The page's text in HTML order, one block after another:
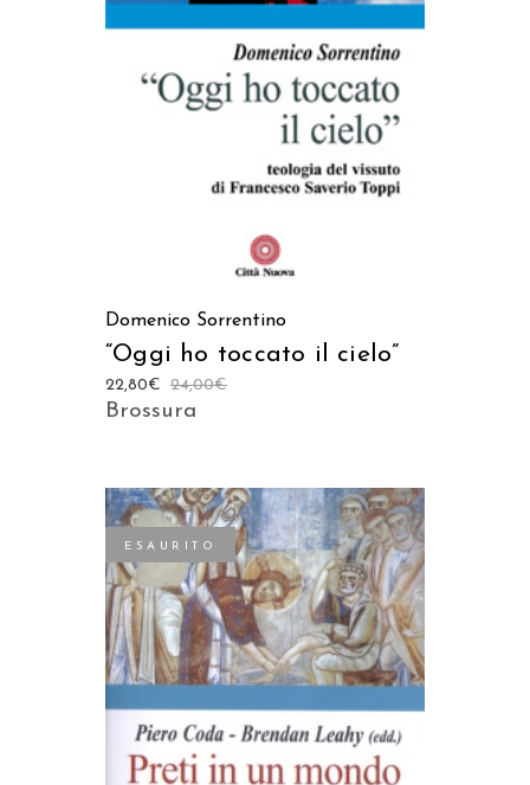
AGGIUNGI AL CARRELLO
Domenico Sorrentino
“Oggi ho toccato il cielo”
24,00€
22,80€
Brossura
ESAURITO
LEGGI TUTTO